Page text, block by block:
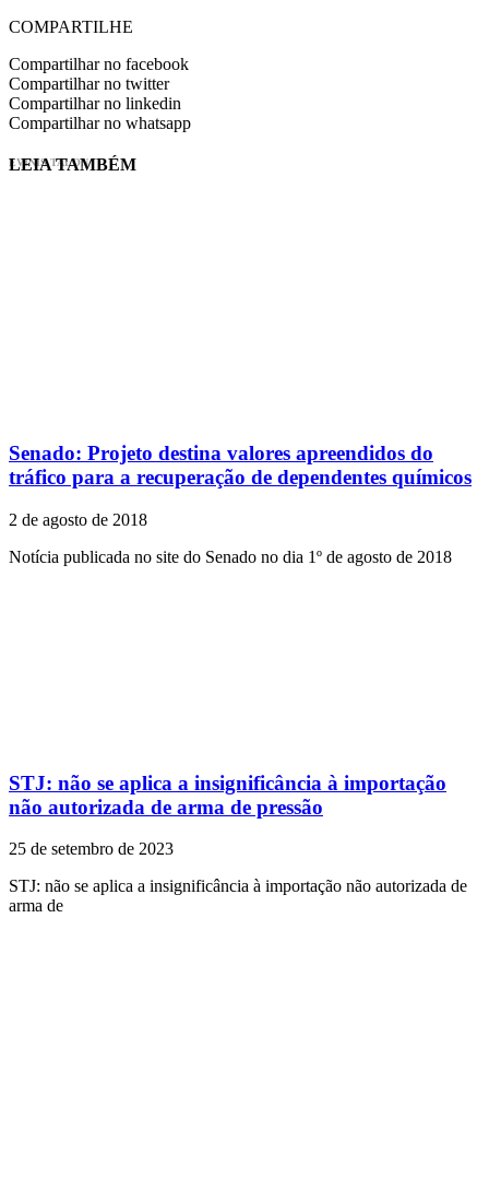
COMPARTILHE
Compartilhar no facebook
Compartilhar no twitter
Compartilhar no linkedin
Compartilhar no whatsapp
EVINIS TALON
LEIA TAMBÉM
Senado: Projeto destina valores apreendidos do
tráfico para a recuperação de dependentes químicos
2 de agosto de 2018
Notícia publicada no site do Senado no dia 1º de agosto de 2018
STJ: não se aplica a insignificância à importação
não autorizada de arma de pressão
25 de setembro de 2023
STJ: não se aplica a insignificância à importação não autorizada de
arma de